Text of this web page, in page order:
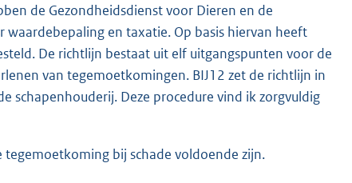
de Gezondheidsdienst voor Dieren en de
waardebepaling en taxatie. Op basis hiervan heeft
De richtlijn bestaat uit elf uitgangspunten voor de
van tegemoetkomingen. BIJ12 zet de richtlijn in
schapenhouderij. Deze procedure vind ik zorgvuldig
bij schade voldoende zijn.